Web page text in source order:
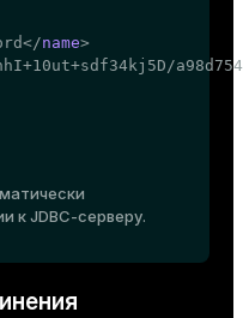
</name>
к JDBC-серверу.